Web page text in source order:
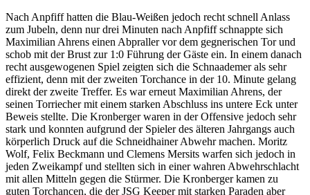
Nach Anpfiff hatten die Blau-Weißen jedoch recht schnell Anlass
zum Jubeln, denn nur drei Minuten nach Anpfiff schnappte sich
Maximilian Ahrens einen Abpraller vor dem gegnerischen Tor und
schob mit der Brust zur 1:0 Führung der Gäste ein. In einem danach
recht ausgewogenen Spiel zeigten sich die Schnaademer als sehr
effizient, denn mit der zweiten Torchance in der 10. Minute gelang
direkt der zweite Treffer. Es war erneut Maximilian Ahrens, der
seinen Torriecher mit einem starken Abschluss ins untere Eck unter
Beweis stellte. Die Kronberger waren in der Offensive jedoch sehr
stark und konnten aufgrund der Spieler des älteren Jahrgangs auch
körperlich Druck auf die Schneidhainer Abwehr machen. Moritz
Wolf, Felix Beckmann und Clemens Mersits warfen sich jedoch in
jeden Zweikampf und stellten sich in einer wahren Abwehrschlacht
mit allen Mitteln gegen die Stürmer. Die Kronberger kamen zu
guten Torchancen, die der JSG Keeper mit starken Paraden aber